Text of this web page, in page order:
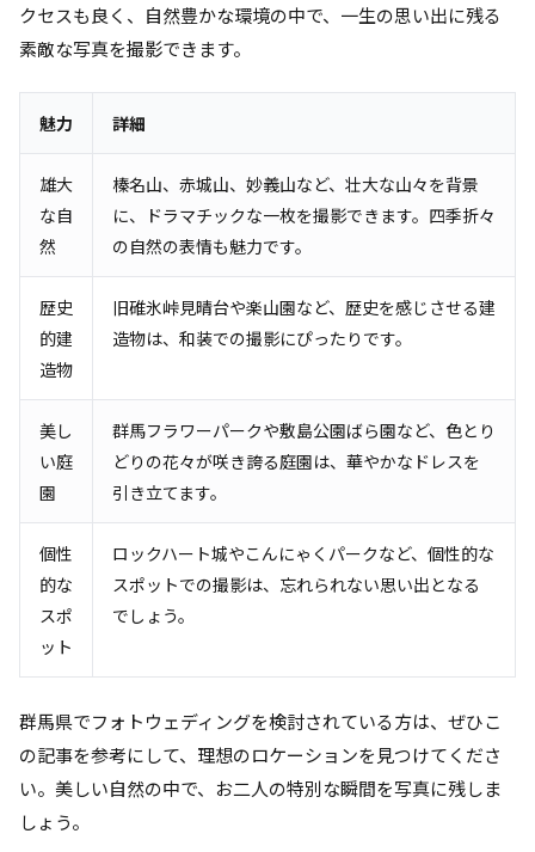
クセスも良く、自然豊かな環境の中で、一生の思い出に残る
素敵な写真を撮影できます。
魅力 詳細
雄大
な自
然
榛名山、赤城山、妙義山など、壮大な山々を背景
に、ドラマチックな一枚を撮影できます。四季折々
の自然の表情も魅力です。
歴史
的建
造物
旧碓氷峠見晴台や楽山園など、歴史を感じさせる建
造物は、和装での撮影にぴったりです。
美し
い庭
園
群馬フラワーパークや敷島公園ばら園など、色とり
どりの花々が咲き誇る庭園は、華やかなドレスを
引き立てます。
個性
的な
スポ
ット
ロックハート城やこんにゃくパークなど、個性的な
スポットでの撮影は、忘れられない思い出となる
でしょう。
群馬県でフォトウェディングを検討されている方は、ぜひこ
の記事を参考にして、理想のロケーションを見つけてくださ
い。美しい自然の中で、お二人の特別な瞬間を写真に残しま
しょう。